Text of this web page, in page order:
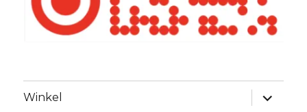
Winkel
Alles